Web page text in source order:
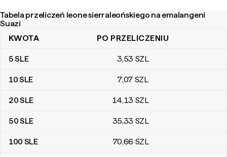
Tabela przeliczeń leone sierraleońskiego na emalangeni
Suazi
Tabela przeliczeń leone sierraleońskiego na emalangeni Suazi
KWOTA PO PRZELICZENIU
5SLE 3,53 SZL
10SLE 7,07 SZL
20SLE 14,13 SZL
50SLE 35,33 SZL
100 SLE 70,66 SZL